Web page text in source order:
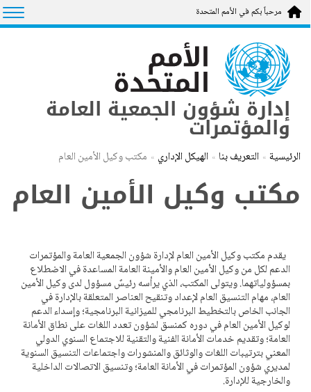
تجاوز
إلى
الرئيسي
مرحباً بكم في الأمم المتحدة
إدارة شؤون الجمعية العامة
والمؤتمرات
الرئيسية التعريف بنا الهيكل الإداري مكتب وكيل الأمين العام
مكتب وكيل الأمين العام
يقدم مكتب وكيل الأمين العام لإدارة شؤون الجمعية العامة والمؤتمرات
الدعم لكل من وكيل الأمين العام والأمينة العامة المساعدة في الاضطلاع
بمسؤولياتهما. ويتولى المكتب، الذي يرأسه رئيسٌ مسؤول لدى وكيل الأمين
العام، مهام التنسيق العام لإعداد وتنقيح العناصر المتعلقة بالإدارة في
الجانب الخاص بالتخطيط البرنامجي للميزانية البرنامجية؛ وإسداء الدعم
لوكيل الأمين العام في دوره كمنسق لشؤون تعدد اللغات على نطاق الأمانة
العامة؛ وتقديم خدمات الأمانة الفنية والتقنية للاجتماع السنوي الدولي
المعني بترتيبات اللغات والوثائق والمنشورات واجتماعات التنسيق السنوية
لمديري شؤون المؤتمرات في الأمانة العامة؛ وتنسيق الاتصالات الداخلية
والخارجية للإدارة.